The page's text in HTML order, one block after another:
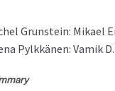
Grun­stein: Mikael
Pylkkä­nen: Vamik